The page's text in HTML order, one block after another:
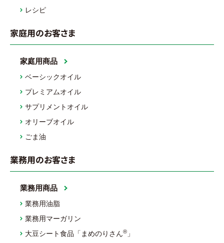
レシピ
家庭用のお客さま
家庭用商品
ベーシックオイル
プレミアムオイル
サプリメントオイル
オリーブオイル
ごま油
業務用のお客さま
業務用商品
業務用油脂
業務用マーガリン
大豆シート食品「まめのりさん® 」